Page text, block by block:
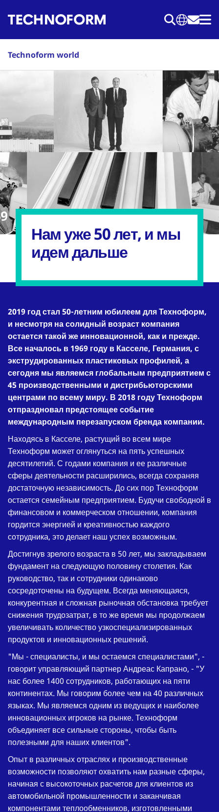
Technoform world
Нам уже 50 лет, и мы
идем дальше
2019 год стал 50-летним юбилеем для Техноформ,
и несмотря на солидный возраст компания
остается такой же инновационной, как и прежде.
Все началось в 1969 году в Касселе, Германия, с
экструдированных пластиковых профилей, а
сегодня мы являемся глобальным предприятием с
45 производственными и дистрибьюторскими
центрами по всему миру. В 2018 году Техноформ
отпраздновал предстоящее событие
международным перезапуском бренда компании.
Находясь в Касселе, растущий во всем мире
Техноформ может оглянуться на пять успешных
десятилетий. С годами компания и ее различные
сферы деятельности расширились, всегда сохраняя
достаточную независимость. До сих пор Техноформ
остается семейным предприятием. Будучи свободной в
финансовом и коммерческом отношении, компания
гордится энергией и креативностью каждого
сотрудника, это делает наш успех возможным.
Достигнув зрелого возраста в 50 лет, мы закладываем
фундамент на следующую половину столетия. Как
руководство, так и сотрудники одинаково
сосредоточены на будущем. Всегда меняющаяся,
конкурентная и сложная рыночная обстановка требует
снижения трудозатрат, в то же время мы продолжаем
увеличивать количество узкоспециализированных
продуктов и инновационных решений.
"Мы - специалисты, и мы остаемся специалистами", -
говорит управляющий партнер Андреас Капрано, - "У
нас более 1400 сотрудников, работающих на пяти
континентах. Мы говорим более чем на 40 различных
языках. Мы являемся одним из ведущих и наиболее
инновационных игроков на рынке. Техноформ
объединяет все сильные стороны, чтобы быть
полезными для наших клиентов".
Опыт в различных отраслях и производственные
возможности позволяют охватить нам разные сферы,
начиная с высокоточных расчетов для клиентов из
автомобильной промышленности и заканчивая
компонентами теплообменников, изготовленными